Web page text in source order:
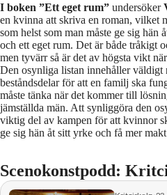
I boken ”Ett eget rum” undersöker
en kvinna att skriva en roman, vilket
som helst som man måste ge sig hän
och ett eget rum. Det är både tråkigt
men tyvärr så är det av högsta vikt
Den osynliga listan innehåller väldigt
beståndsdelar för att en familj ska
måste tänka när det kommer till
jämställda män. Att synliggöra den
viktig del av kampen för att kvinnor
ge sig hän åt sitt yrke och få mer
Scenokonstpodd: